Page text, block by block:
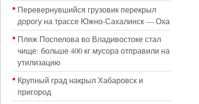
Перевернувшийся грузовик перекрыл
дорогу на трассе Южно-Сахалинск — Оха
Пляж Поспелова во Владивостоке стал
чище: больше 400 кг мусора отправили на
утилизацию
Крупный град накрыл Хабаровск и
пригород